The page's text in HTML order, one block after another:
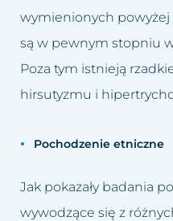
wymienionych
są w pewnym stopniu
Poza tym istnieją
hirsutyzmu i
Pochodzenie etniczne
Jak pokazały badania
wywodzące się z